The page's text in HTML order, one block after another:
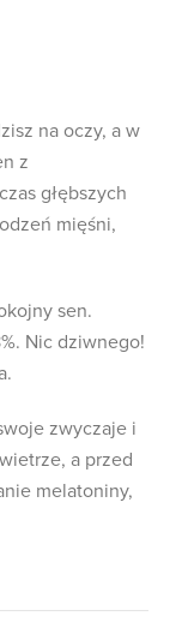
na oczy, a w
z
głębszych
mięśni,
sen.
Nic dziwnego!
zwyczaje i
a przed
melatoniny,